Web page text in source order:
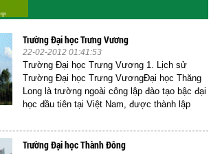
Trường Đại học Trưng Vương
22-02-2012 01:41:53
Trường Đại học Trưng Vương 1. Lịch sử
Trường Đại học Trưng VươngĐại học Thăng
Long là trường ngoài công lập đào tạo bậc đại
học đầu tiên tại Việt Nam, được thành lập
Trường Đại học Thành Đông